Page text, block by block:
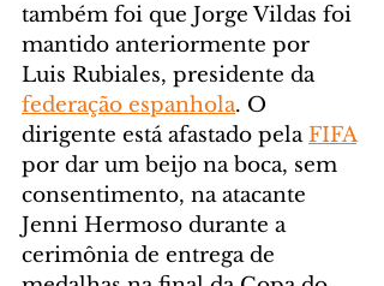
também foi que Jorge Vildas foi
mantido anteriormente por
Luis Rubiales, presidente da
federação espanhola. O
dirigente está afastado pela FIFA
por dar um beijo na boca, sem
consentimento, na atacante
Jenni Hermoso durante a
cerimônia de entrega de